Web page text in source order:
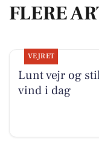
FLERE
VEJRET
Lunt vejr og
vind i dag